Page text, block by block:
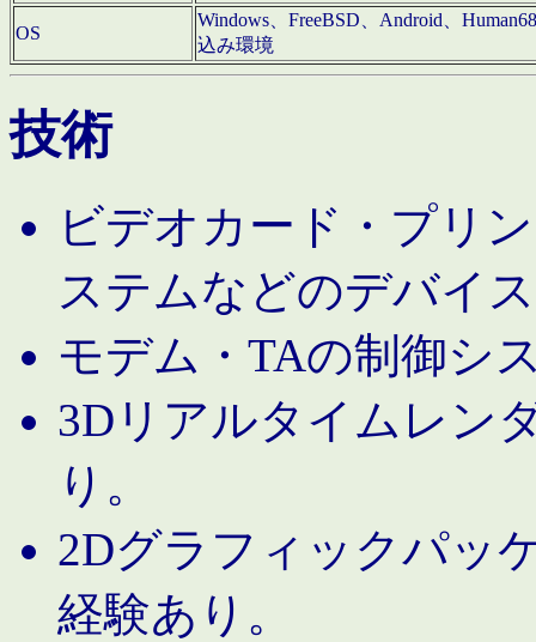
OS
Windows、FreeBSD、Android、
込み環境
技術
ビデオカード・プリ
ステムなどのデバイ
モデム・TAの制御シ
3Dリアルタイムレン
り。
2Dグラフィックパッ
経験あり。